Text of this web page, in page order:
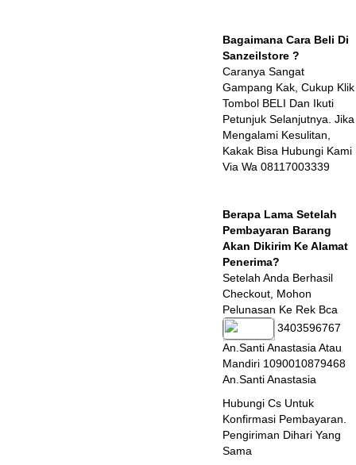
Bagaimana Cara Beli Di
Sanzeilstore ?
Caranya Sangat
Gampang Kak, Cukup Klik
Tombol BELI Dan Ikuti
Petunjuk Selanjutnya. Jika
Mengalami Kesulitan,
Kakak Bisa Hubungi Kami
Via Wa 08117003339
Berapa Lama Setelah
Pembayaran Barang
Akan Dikirim Ke Alamat
Penerima?
Setelah Anda Berhasil
Checkout, Mohon
Pelunasan Ke Rek Bca
3403596767
An.Santi Anastasia Atau
Mandiri 1090010879468
An.Santi Anastasia
Hubungi Cs Untuk
Konfirmasi Pembayaran.
Pengiriman Dihari Yang
Sama